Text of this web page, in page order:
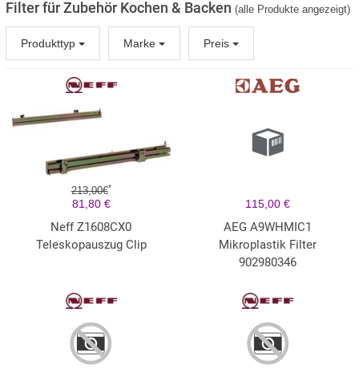
Filter für Zubehör Kochen & Backen (alle Produkte angezeigt)
Produkttyp Marke Preis
213,00€*
81,80 €
Neff Z1608CX0
Teleskopauszug Clip
115,00 €
AEG A9WHMIC1
Mikroplastik Filter
902980346